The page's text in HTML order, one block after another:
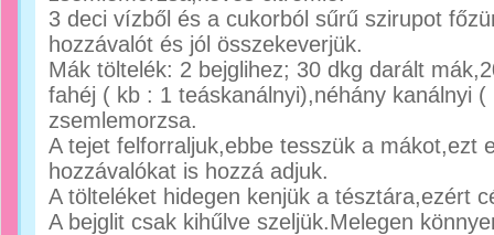
3 deci vízből és a cukorból sűrű szirupot
hozzávalót és jól összekeverjük.
Mák töltelék: 2 bejglihez; 30 dkg darált
fahéj ( kb : 1 teáskanálnyi),néhány kanálnyi
zsemlemorzsa.
A tejet felforraljuk,ebbe tesszük a mákot,ezt
hozzávalókat is hozzá adjuk.
A tölteléket hidegen kenjük a tésztára,ezért
A bejglit csak kihűlve szeljük.Melegen